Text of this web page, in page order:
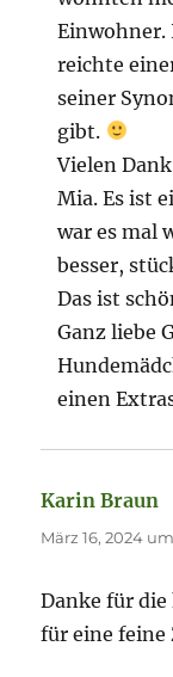
Einwohner.
reichte
seiner
gibt.
Vielen
Mia. Es ist
war es mal
besser,
Das ist
Ganz liebe
einen
Karin Braun
März 16, 2024
Danke für die
für eine feine